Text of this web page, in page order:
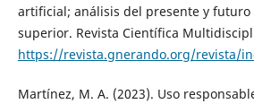
artificial; análisis del presente y futuro
superior. Revista Científica
https://revista.gnerando.org/revista/
Martínez, M. A. (2023). Uso